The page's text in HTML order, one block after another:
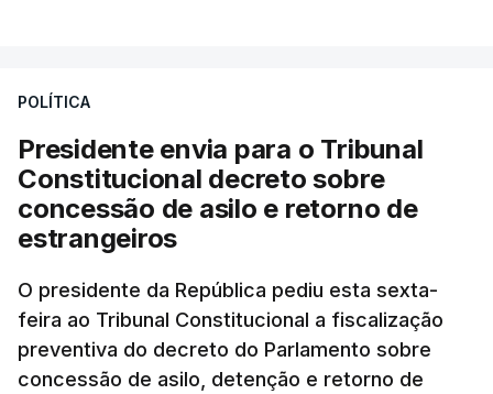
sistema mais simples, mais justo e transparente".
"Sempre que seja possível reduzir burocracias,
eliminar sobreposições e garantir que os apoios
chegam a quem mais necessita, estaremos a dar
um passo na direção certa", argumenta o
Presidente da República.
Assegurar que "ninguém é
POLÍTICA
Presidente envia para o Tribunal
Constitucional decreto sobre
concessão de asilo e retorno de
estrangeiros
O presidente da República pediu esta sexta-
feira ao Tribunal Constitucional a fiscalização
preventiva do decreto do Parlamento sobre
concessão de asilo, detenção e retorno de